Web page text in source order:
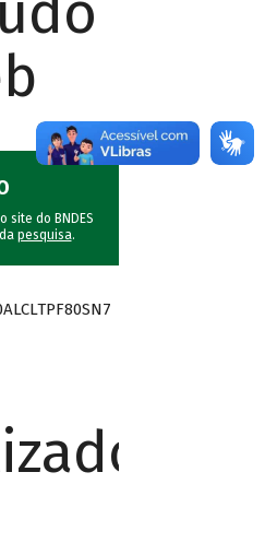
site do BNDES
pesquisa.